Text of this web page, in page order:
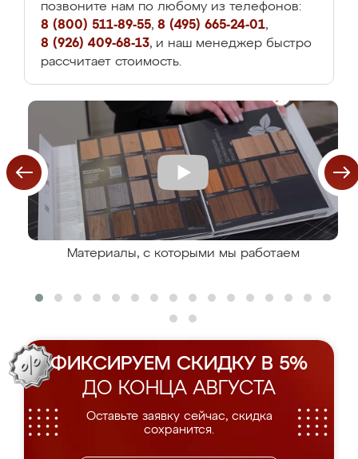
позвоните нам по любому из телефонов:
8 (800) 511-89-55, 8 (495) 665-24-01,
8 (926) 409-68-13, и наш менеджер быстро
рассчитает стоимость.
Материалы, с которыми мы работаем
ФИКСИРУЕМ СКИДКУ В 5%
ДО КОНЦА АВГУСТА
Оставьте заявку сейчас, скидка
сохранится.